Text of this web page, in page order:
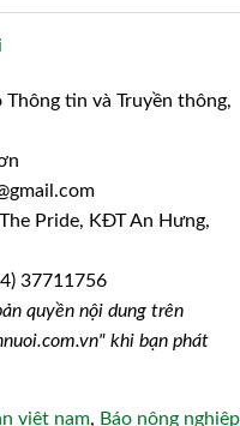
tin và Truyền thông,
Pride, KĐT An Hưng,
37711756
quyền nội dung trên
khi bạn phát
việt nam, Báo nông nghiệp